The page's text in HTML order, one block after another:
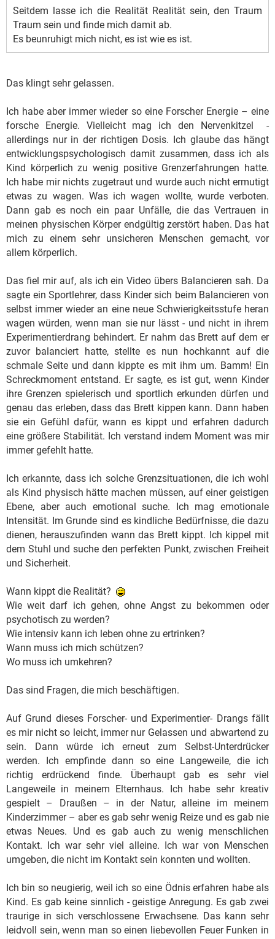
Seitdem lasse ich die Realität Realität sein, den Traum
Traum sein und finde mich damit ab.
Es beunruhigt mich nicht, es ist wie es ist.
Das klingt sehr gelassen.
Ich habe aber immer wieder so eine Forscher Energie – eine
forsche Energie. Vielleicht mag ich den Nervenkitzel -
allerdings nur in der richtigen Dosis. Ich glaube das hängt
entwicklungspsychologisch damit zusammen, dass ich als
Kind körperlich zu wenig positive Grenzerfahrungen hatte.
Ich habe mir nichts zugetraut und wurde auch nicht ermutigt
etwas zu wagen. Was ich wagen wollte, wurde verboten.
Dann gab es noch ein paar Unfälle, die das Vertrauen in
meinen physischen Körper endgültig zerstört haben. Das hat
mich zu einem sehr unsicheren Menschen gemacht, vor
allem körperlich.
Das fiel mir auf, als ich ein Video übers Balancieren sah. Da
sagte ein Sportlehrer, dass Kinder sich beim Balancieren von
selbst immer wieder an eine neue Schwierigkeitsstufe heran
wagen würden, wenn man sie nur lässt - und nicht in ihrem
Experimentierdrang behindert. Er nahm das Brett auf dem er
zuvor balanciert hatte, stellte es nun hochkannt auf die
schmale Seite und dann kippte es mit ihm um. Bamm! Ein
Schreckmoment entstand. Er sagte, es ist gut, wenn Kinder
ihre Grenzen spielerisch und sportlich erkunden dürfen und
genau das erleben, dass das Brett kippen kann. Dann haben
sie ein Gefühl dafür, wann es kippt und erfahren dadurch
eine größere Stabilität. Ich verstand indem Moment was mir
immer gefehlt hatte.
Ich erkannte, dass ich solche Grenzsituationen, die ich wohl
als Kind physisch hätte machen müssen, auf einer geistigen
Ebene, aber auch emotional suche. Ich mag emotionale
Intensität. Im Grunde sind es kindliche Bedürfnisse, die dazu
dienen, herauszufinden wann das Brett kippt. Ich kippel mit
dem Stuhl und suche den perfekten Punkt, zwischen Freiheit
und Sicherheit.
Wann kippt die Realität?
Wie weit darf ich gehen, ohne Angst zu bekommen oder
psychotisch zu werden?
Wie intensiv kann ich leben ohne zu ertrinken?
Wann muss ich mich schützen?
Wo muss ich umkehren?
Das sind Fragen, die mich beschäftigen.
Auf Grund dieses Forscher- und Experimentier- Drangs fällt
es mir nicht so leicht, immer nur Gelassen und abwartend zu
sein. Dann würde ich erneut zum Selbst-Unterdrücker
werden. Ich empfinde dann so eine Langeweile, die ich
richtig erdrückend finde. Überhaupt gab es sehr viel
Langeweile in meinem Elternhaus. Ich habe sehr kreativ
gespielt – Draußen – in der Natur, alleine im meinem
Kinderzimmer – aber es gab sehr wenig Reize und es gab nie
etwas Neues. Und es gab auch zu wenig menschlichen
Kontakt. Ich war sehr viel alleine. Ich war von Menschen
umgeben, die nicht im Kontakt sein konnten und wollten.
Ich bin so neugierig, weil ich so eine Ödnis erfahren habe als
Kind. Es gab keine sinnlich - geistige Anregung. Es gab zwei
traurige in sich verschlossene Erwachsene. Das kann sehr
leidvoll sein, wenn man so einen liebevollen Feuer Funken in